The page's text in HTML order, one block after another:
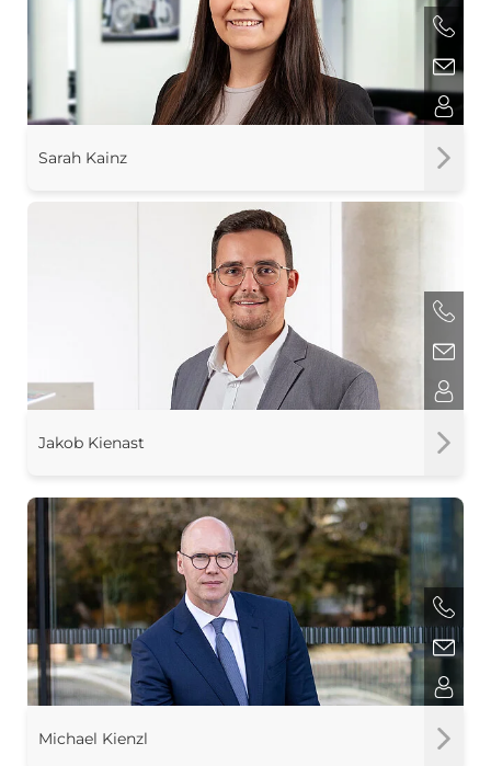
Sarah Kainz
Jakob Kienast
Michael Kienzl